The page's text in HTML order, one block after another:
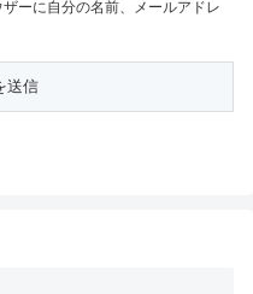
ーに自分の名前、メールアドレ